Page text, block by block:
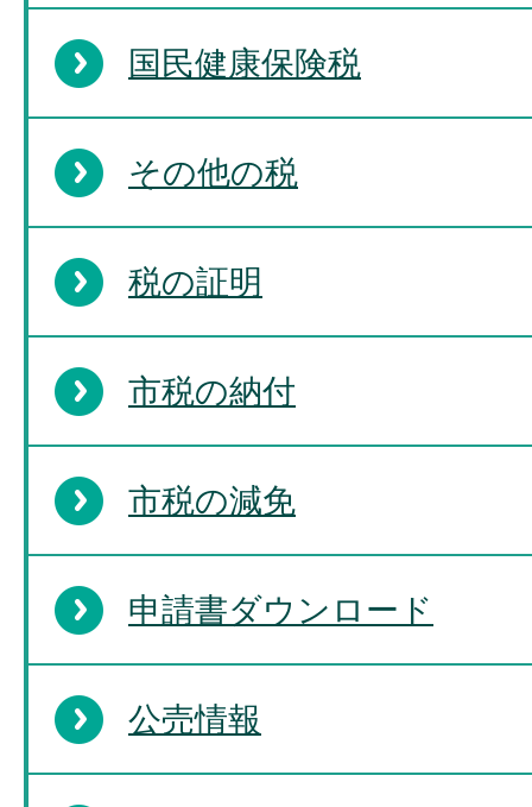
国民健康保険税
その他の税
税の証明
市税の納付
市税の減免
申請書ダウンロード
公売情報